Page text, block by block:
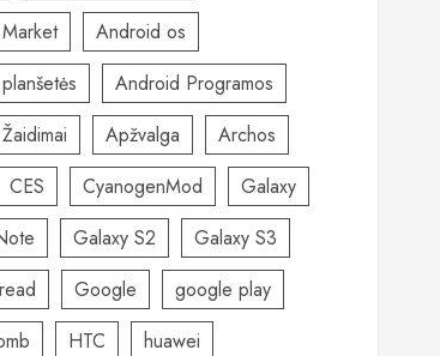
Android os
Android Programos
Apžvalga
Archos
CES CyanogenMod
Galaxy
Galaxy S2
Galaxy S3
Google
google play
HTC
huawei